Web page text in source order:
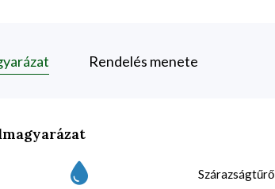
Rendelés menete
Szárazságtűrő